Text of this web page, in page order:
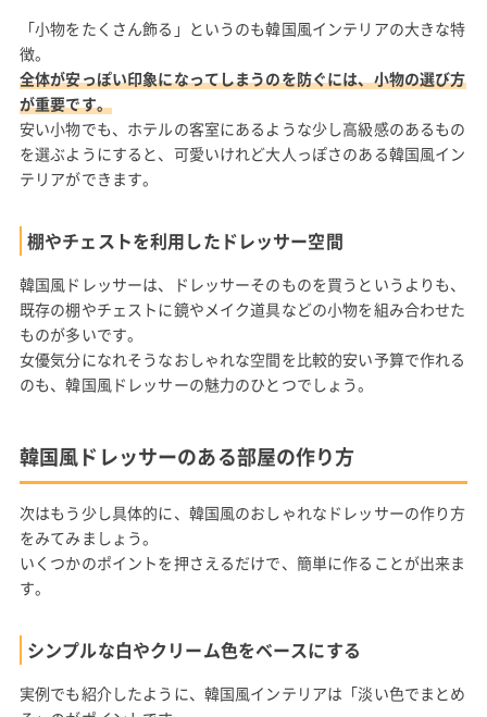
「小物をたくさん飾る」というのも韓国風インテリアの大きな特
徴。
全体が安っぽい印象になってしまうのを防ぐには、小物の選び方
が重要です。
安い小物でも、ホテルの客室にあるような少し高級感のあるもの
を選ぶようにすると、可愛いけれど大人っぽさのある韓国風イン
テリアができます。
棚やチェストを利用したドレッサー空間
韓国風ドレッサーは、ドレッサーそのものを買うというよりも、
既存の棚やチェストに鏡やメイク道具などの小物を組み合わせた
ものが多いです。
女優気分になれそうなおしゃれな空間を比較的安い予算で作れる
のも、韓国風ドレッサーの魅力のひとつでしょう。
韓国風ドレッサーのある部屋の作り方
次はもう少し具体的に、韓国風のおしゃれなドレッサーの作り方
をみてみましょう。
いくつかのポイントを押さえるだけで、簡単に作ることが出来ま
す。
シンプルな白やクリーム色をベースにする
実例でも紹介したように、韓国風インテリアは「淡い色でまとめ